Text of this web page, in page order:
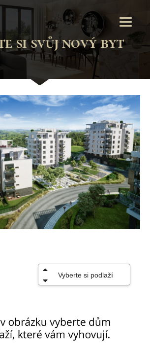
si svůj nový byt